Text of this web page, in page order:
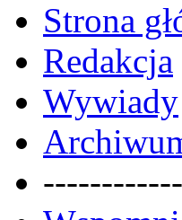
Strona
Redakcja
Wywiady